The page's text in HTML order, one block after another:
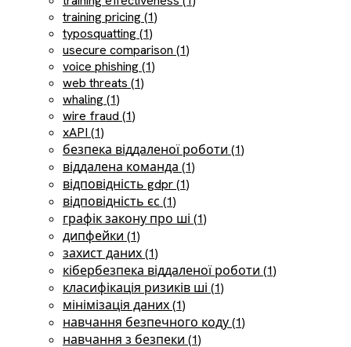
training pricing (1)
typosquatting (1)
usecure comparison (1)
voice phishing (1)
web threats (1)
whaling (1)
wire fraud (1)
xAPI (1)
безпека віддаленої роботи (1)
віддалена команда (1)
відповідність gdpr (1)
відповідність єс (1)
графік закону про ші (1)
дипфейки (1)
захист даних (1)
кібербезпека віддаленої роботи (1)
класифікація ризиків ші (1)
мінімізація даних (1)
навчання безпечного коду (1)
навчання з безпеки (1)